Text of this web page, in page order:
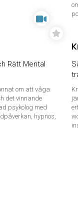
Rätt Mental
om att våga
det vinnande
psykolog med
hypnos,